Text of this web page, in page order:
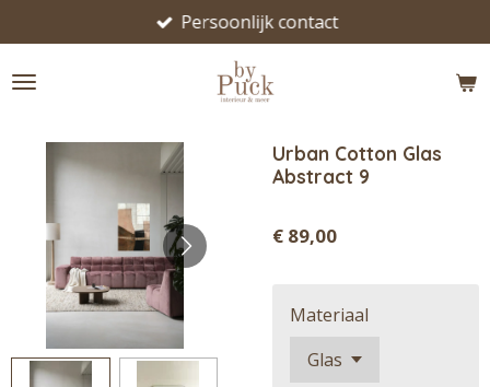
direct
naar
Persoonlijk contact
Urban Cotton Glas
Abstract 9
€ 89,00
Materiaal